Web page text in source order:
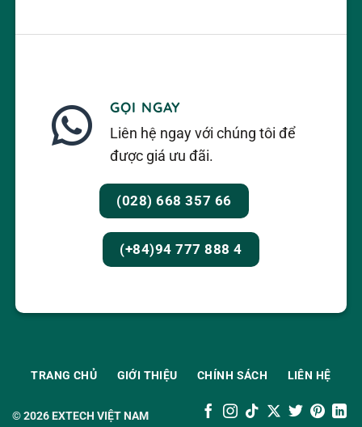
GỌI NGAY
Liên hệ ngay với chúng tôi để
được giá ưu đãi.
(028) 668 357 66
(+84)94 777 888 4
© 2026EXTECH VIỆT NAM
TRANG CHỦ GIỚI THIỆU CHÍNH SÁCH LIÊN HỆ